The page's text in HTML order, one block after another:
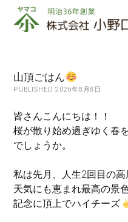
株
式
小
野
商
店
山頂ごはん
PUBLISHED 2026年8月8日
皆さんこんにちは！！
桜が散り始め過ぎゆく春
でしょうか。
私は先月、人生2回目の
天気にも恵まれ最高の景
記念に頂上でハイチーズ